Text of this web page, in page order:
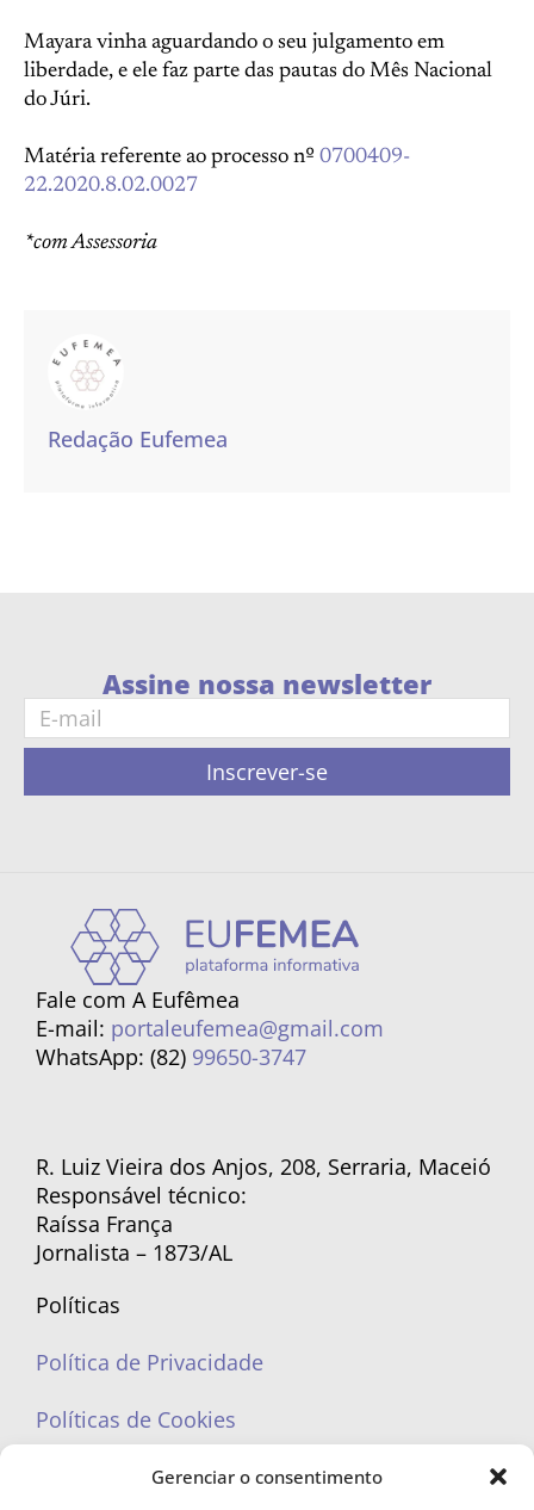
Gerenciar o consentimento
Mayara vinha aguardando o seu julgamento em
liberdade, e ele faz parte das pautas do Mês Nacional
do Júri.
Matéria referente ao processo nº 0700409-
22.2020.8.02.0027
*com Assessoria
Redação Eufemea
Assine nossa newsletter
Inscrever-se
Fale com A Eufêmea
E-mail: portaleufemea@gmail.com
WhatsApp: (82) 99650-3747
R. Luiz Vieira dos Anjos, 208, Serraria, Maceió
Responsável técnico:
Raíssa França
Jornalista – 1873/AL
Políticas
Política de Privacidade
Políticas de Cookies